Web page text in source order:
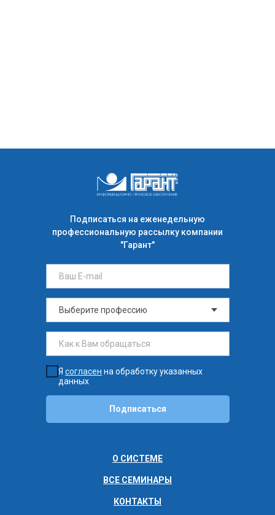
Подписаться на еженедельную
профессиональную рассылку компании
"Гарант"
О СИСТЕМЕ
ВСЕ СЕМИНАРЫ
КОНТАКТЫ
Я согласен на обработку указанных
данных
Подписаться